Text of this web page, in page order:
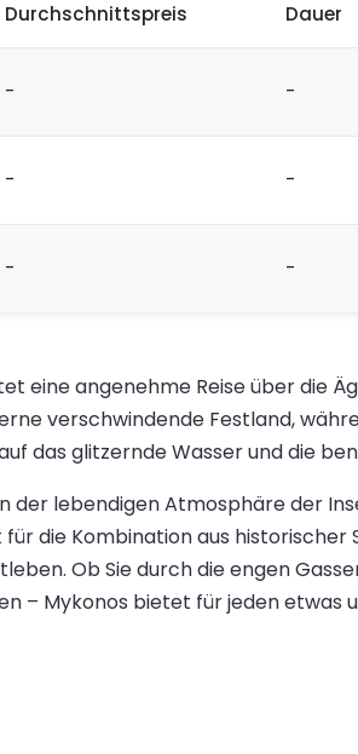
Durchschnittspreis Dauer
- -
- -
- -
eine angenehme Reise über die
verschwindende Festland,
das glitzernde Wasser und die
der lebendigen Atmosphäre der
die Kombination aus
Ob Sie durch die engen
– Mykonos bietet für jeden